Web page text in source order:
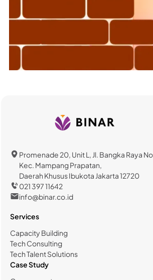
Promenade 20, Unit L, Jl. Bangka Raya
Kec. Mampang Prapatan,
Daerah Khusus Ibukota Jakarta 12720
021 397 11642
info@binar.co.id
Services
Capacity Building
Tech Consulting
Tech Talent Solutions
Case Study